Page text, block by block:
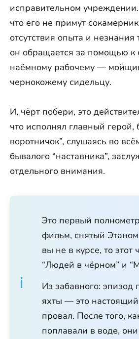
исправительном
что его не примут
отсутствия опыта и
он обращается за помощью к
наёмному рабочему —
чернокожему сидельцу.
И, чёрт побери, это
что исполнял главный
воротничок”, слушаясь во
бывалого “наставника”,
отдельного внимания.
Это первый
фильм, снятый
вы не в курсе, то этот
“Людей в чёрном” и
Из забавного: эпизод
яхты — это
провал. После того,
поплавали в воде,